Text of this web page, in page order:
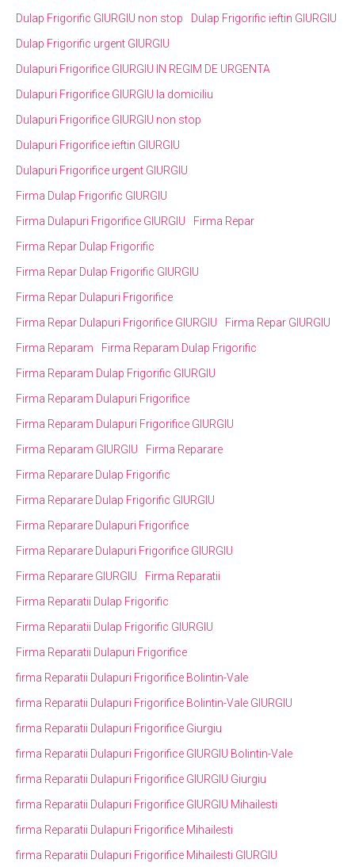
Dulap Frigorific GIURGIU non stop
Dulap Frigorific ieftin GIURGIU
Dulap Frigorific urgent GIURGIU
Dulapuri Frigorifice GIURGIU IN REGIM DE URGENTA
Dulapuri Frigorifice GIURGIU la domiciliu
Dulapuri Frigorifice GIURGIU non stop
Dulapuri Frigorifice ieftin GIURGIU
Dulapuri Frigorifice urgent GIURGIU
Firma Dulap Frigorific GIURGIU
Firma Dulapuri Frigorifice GIURGIU
Firma Repar
Firma Repar Dulap Frigorific
Firma Repar Dulap Frigorific GIURGIU
Firma Repar Dulapuri Frigorifice
Firma Repar Dulapuri Frigorifice GIURGIU
Firma Repar GIURGIU
Firma Reparam
Firma Reparam Dulap Frigorific
Firma Reparam Dulap Frigorific GIURGIU
Firma Reparam Dulapuri Frigorifice
Firma Reparam Dulapuri Frigorifice GIURGIU
Firma Reparam GIURGIU
Firma Reparare
Firma Reparare Dulap Frigorific
Firma Reparare Dulap Frigorific GIURGIU
Firma Reparare Dulapuri Frigorifice
Firma Reparare Dulapuri Frigorifice GIURGIU
Firma Reparare GIURGIU
Firma Reparatii
Firma Reparatii Dulap Frigorific
Firma Reparatii Dulap Frigorific GIURGIU
Firma Reparatii Dulapuri Frigorifice
firma Reparatii Dulapuri Frigorifice Bolintin-Vale
firma Reparatii Dulapuri Frigorifice Bolintin-Vale GIURGIU
firma Reparatii Dulapuri Frigorifice Giurgiu
firma Reparatii Dulapuri Frigorifice GIURGIU Bolintin-Vale
firma Reparatii Dulapuri Frigorifice GIURGIU Giurgiu
firma Reparatii Dulapuri Frigorifice GIURGIU Mihailesti
firma Reparatii Dulapuri Frigorifice Mihailesti
firma Reparatii Dulapuri Frigorifice Mihailesti GIURGIU